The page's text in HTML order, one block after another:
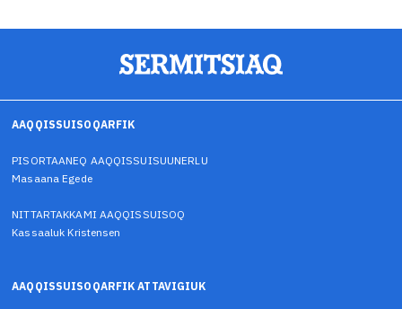
AAQQISSUISOQARFIK
PISORTAANEQ AAQQISSUISUUNERLU
Masaana Egede
NITTARTAKKAMI AAQQISSUISOQ
Kassaaluk Kristensen
AAQQISSUISOQARFIK ATTAVIGIUK